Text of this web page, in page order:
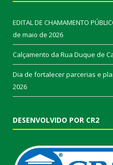
EDITAL DE CHAMAMENTO
de maio de 2026
Calçamento da Rua Duque de
Dia de fortalecer parcerias e
2026
DESENVOLVIDO POR CR2